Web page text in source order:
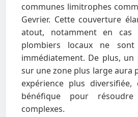
communes limitrophes
Gevrier. Cette couverture
atout, notamment en cas
plombiers locaux ne sont
immédiatement. De plus,
sur une zone plus large aura
expérience plus
bénéfique pour
complexes.